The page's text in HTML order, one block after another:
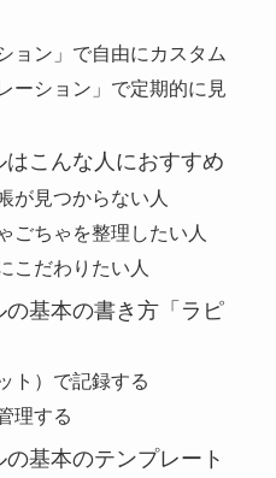
ョン」で自由にカスタム
ーション」で定期的に見
こんな人におすすめ
が見つからない人
ごちゃを整理したい人
こだわりたい人
基本の書き方「ラピ
ト）で記録する
理する
基本のテンプレート